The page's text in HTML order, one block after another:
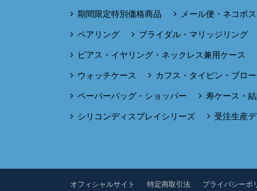
期間限定特別価格商品 メール便・ネコポ
ペアリング ブライダル・マリッジリング
ピアス・イヤリング・ネックレス兼用ケース
ウォッチケース カフス・タイピン・ブロ
ペーパーバッグ・ショッパー 寿ケース・
シリコンディスプレイシリーズ 受注生産
オフィシャルサイト 特定商取引法 プライバシーポ